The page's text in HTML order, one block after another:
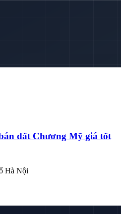
đất Chương Mỹ giá tốt
Hà Nội